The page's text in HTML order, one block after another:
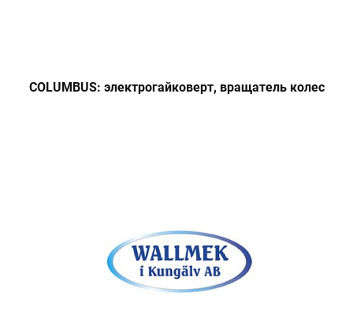
COLUMBUS: электрогайковерт, вращатель колес